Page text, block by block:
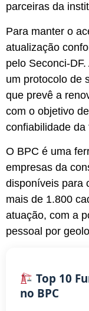
parceiras da
Para manter o
atualização
pelo Seconci-
um protocolo de
que prevê a
com o objetivo
confiabilidade da
O BPC é uma
empresas da
disponíveis para
mais de 1.800
atuação, com a
pessoal por
Top 10
no BPC